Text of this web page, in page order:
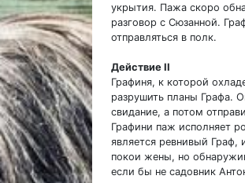
укрытия. Пажа скоро
разговор с Сюзанной.
отправляться в полк.
Действие II
Графиня, к которой
разрушить планы Графа.
свидание, а потом
Графини паж исполняет
является ревнивый Граф,
покои жены, но
если бы не садовник